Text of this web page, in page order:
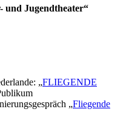
Jugendtheater“
„FLIEGENDE
„Fliegende